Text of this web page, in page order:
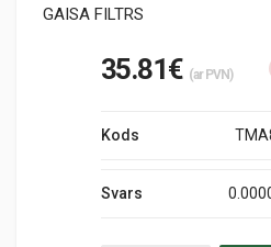
GAISA FILTRS
35.81€ (ar PVN)
Kods
Svars